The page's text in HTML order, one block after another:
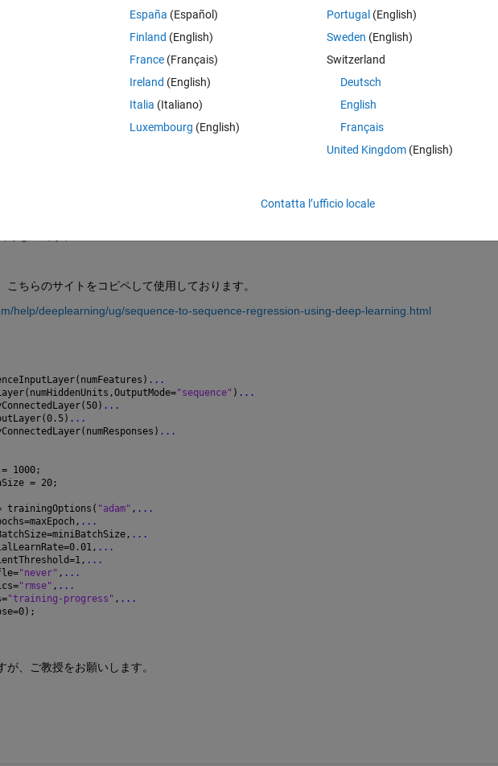
のですが、例えば
日後の株価を予測したい場合、 60 日前の株価で、target
また、データの前処理の仕方が不適切な場合、適切な方法を教えてください。
方法を教えてください。追加するべきコードが知りたいです。
検証データの導入を考えているのですが、検証データの作り方と、導入方法を教えてください。
詳細になります。
ます。
形の動きは、訓練データと予測データで一致していますが、絶対値が最大で
ないです。
こちらのサイトをコピペして使用しております。
help/deeplearning/ug/sequence-to-sequence-regression-using-deep-learning.html
...
"sequence" ) ...
...
...
...
1000;
= 20;
trainingOptions(
"adam" , ...
...
...
...
...
"never" , ...
"rmse" , ...
"training-progress" , ...
、ご教授をお願いします。
España (Español)
Finland (English)
France (Français)
Ireland (English)
Italia (Italiano)
Luxembourg (English)
Portugal (English)
Sweden (English)
Switzerland
Deutsch
English
Français
United Kingdom(English)
Contatta l’ufficio locale